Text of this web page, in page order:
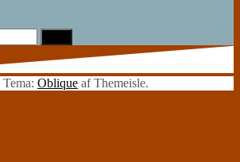
Tema: Oblique af Themeisle.